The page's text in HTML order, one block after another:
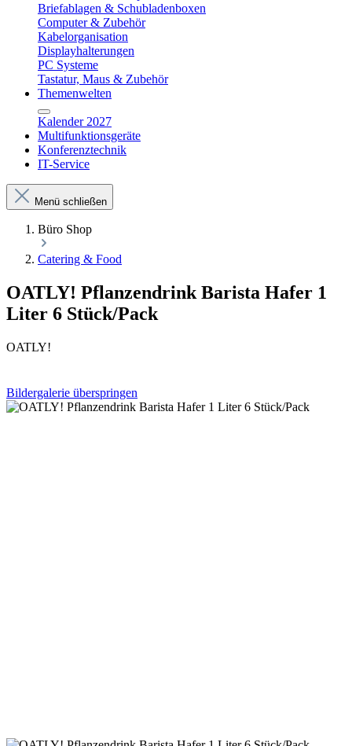
Briefablagen & Schubladenboxen
Computer & Zubehör
Kabelorganisation
Displayhalterungen
PC Systeme
Tastatur, Maus & Zubehör
Themenwelten
Kalender 2027
Multifunktionsgeräte
Konferenztechnik
IT-Service
Menü schließen
Büro Shop
Catering & Food
OATLY! Pflanzendrink Barista Hafer 1
Liter 6 Stück/Pack
OATLY!
Bildergalerie überspringen